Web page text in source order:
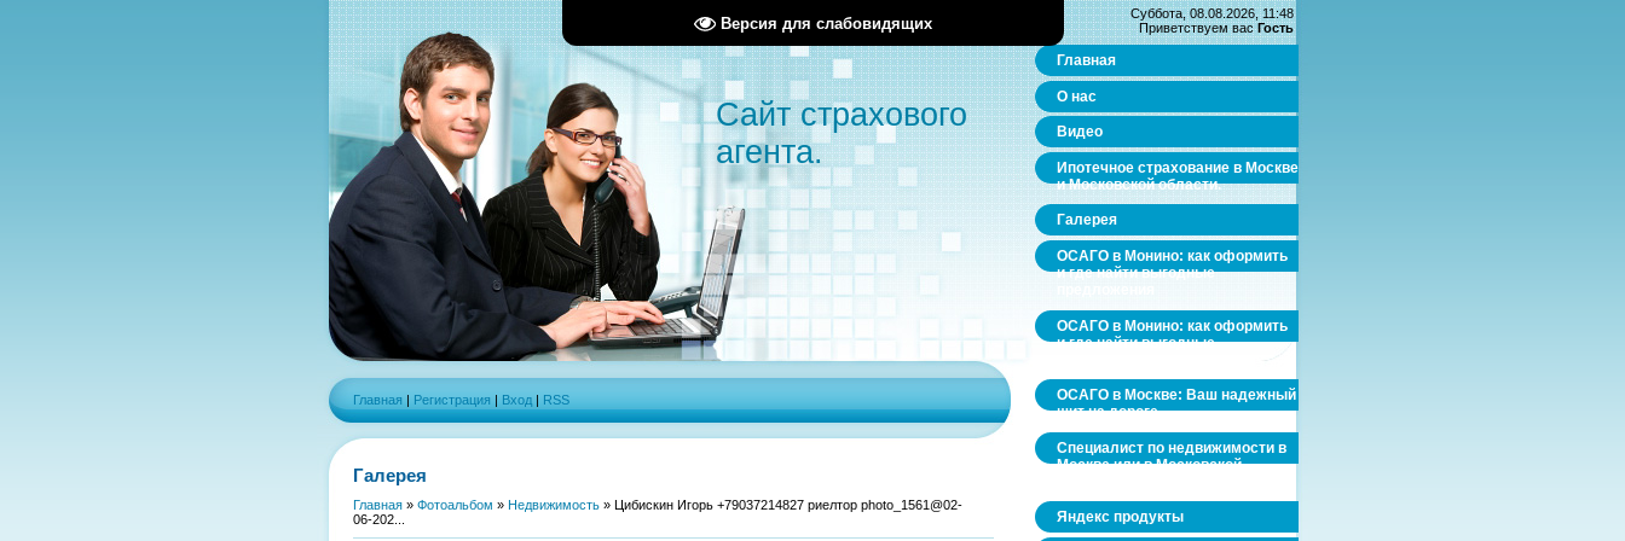
Версия для слабовидящих
Сайт страхового
агента.
Главная | Регистрация | Вход | RSS
Галерея
Главная » Фотоальбом » Недвижимость » Цибискин Игорь +79037214827 риелтор photo_1561@02-
06-202...
Суббота, 08.08.2026, 11:48
Приветствуем вас Гость
Главная
О нас
Видео
Ипотечное страхование в Москве
и Московской области.
Галерея
ОСАГО в Монино: как оформить
и где найти выгодные
ОСАГО в Монино: как оформить
и где найти выгодные
ОСАГО в Москве: Ваш надежный
щит на дороге
Специалист по недвижимости в
Москве или в Московской
Яндекс продукты